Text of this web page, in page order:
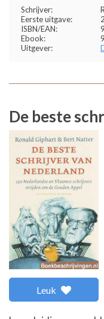
Schrijver:
Eerste uitgave:
ISBN/EAN:
Ebook:
Uitgever:
De beste
Leuk